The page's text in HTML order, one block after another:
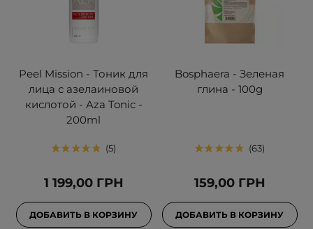
Peel Mission - Тоник для
лица с азелаиновой
кислотой - Aza Tonic -
200ml
5
1 199,00 ГРН
ДОБАВИТЬ В КОРЗИНУ
Bosphaera - Зеленая
глина - 100g
63
159,00 ГРН
ДОБАВИТЬ В КОРЗИНУ